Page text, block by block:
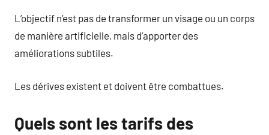
L’objectif n’est pas de transformer un visage ou un corps
de manière artificielle, mais d’apporter des
améliorations subtiles.
Les dérives existent et doivent être combattues.
Quels sont les tarifs des